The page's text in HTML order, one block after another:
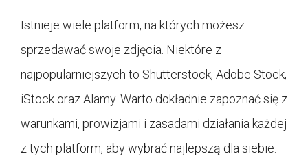
Istnieje wiele platform, na których możesz
sprzedawać swoje zdjęcia. Niektóre z
najpopularniejszych to Shutterstock, Adobe Stock,
iStock oraz Alamy. Warto dokładnie zapoznać się z
warunkami, prowizjami i zasadami działania każdej
z tych platform, aby wybrać najlepszą dla siebie.